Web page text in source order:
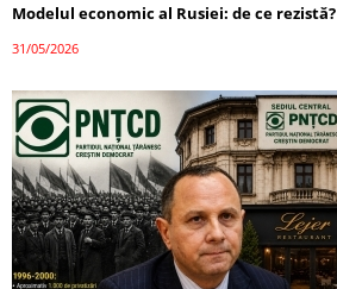
Modelul economic al Rusiei: de ce rezistă?
31/05/2026